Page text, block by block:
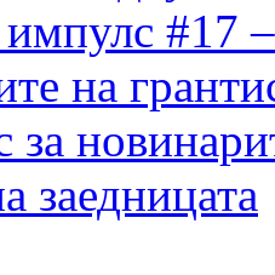
#17
на
за
заедницата